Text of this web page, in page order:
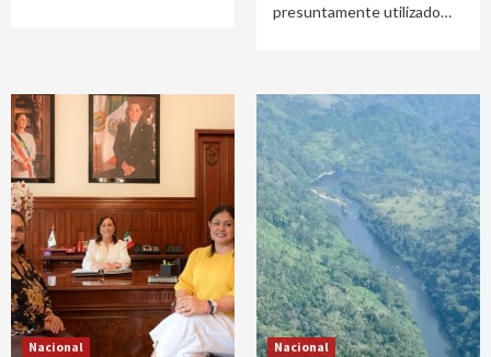
presuntamente utilizado…
Nacional Nacional